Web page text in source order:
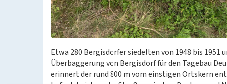
Etwa 280 Bergisdorfer siedelten von 1948 bis 1951
Überbaggerung von Bergisdorf für den Tagebau
erinnert der rund 800 m vom einstigen Ortskern